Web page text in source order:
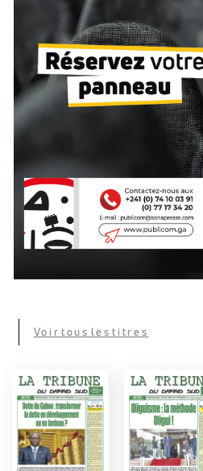
Voir tous les titres